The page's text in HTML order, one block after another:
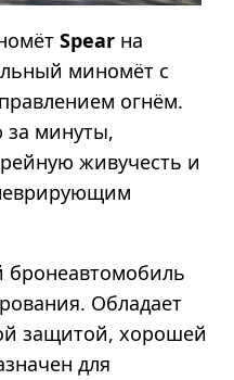
Spear на
миномёт с
огнём.
минуты,
живучесть и
Обладает
защитой, хорошей
для